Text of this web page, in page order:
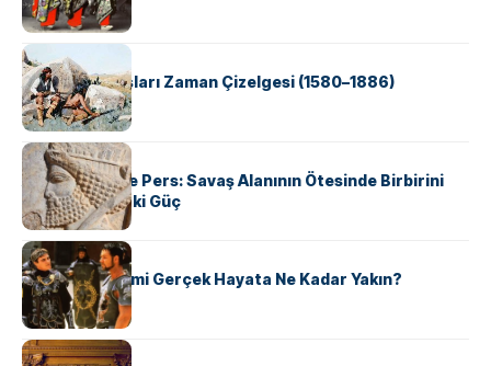
KÜLTÜR
Apache Savaşları Zaman Çizelgesi (1580–1886)
KÜLTÜR
Antik Yunan ve Pers: Savaş Alanının Ötesinde Birbirini
Şekillendiren İki Güç
KÜLTÜR
‘Gladiator’ Filmi Gerçek Hayata Ne Kadar Yakın?
KÜLTÜR